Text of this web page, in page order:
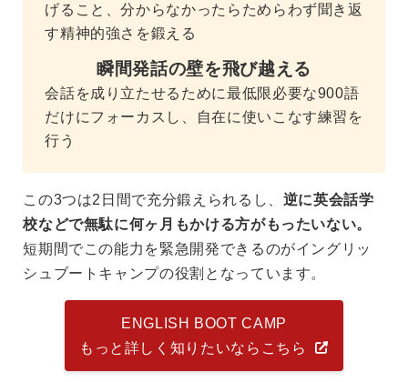
げること、分からなかったらためらわず聞き返
す精神的強さを鍛える
瞬間発話の壁を飛び越える
会話を成り立たせるために最低限必要な900語
だけにフォーカスし、自在に使いこなす練習を
行う
この3つは2日間で充分鍛えられるし、 逆に英会話学
校などで無駄に何ヶ月もかける方がもったいない。
短期間でこの能力を緊急開発できるのがイングリッ
シュブートキャンプの役割となっています。
ENGLISH BOOT CAMP
もっと詳しく知りたいならこちら